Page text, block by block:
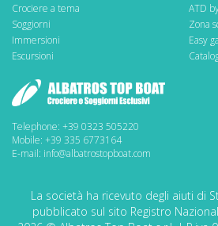
Crociere a tema
Soggiorni
Immersioni
Escursioni
ATD
Zona
Easy
Telephone: +39 0323 505220
Mobile: +39 335 6773164
E-mail: info@albatrostopboat.com
La società ha ricevuto degli aiuti di
pubblicato sul sito Registro